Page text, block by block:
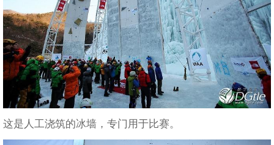
这是人工浇筑的冰墙，专门用于比赛。